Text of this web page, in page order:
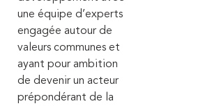
une équipe d’experts
engagée autour de
valeurs communes et
ayant pour ambition
de devenir un acteur
prépondérant de la